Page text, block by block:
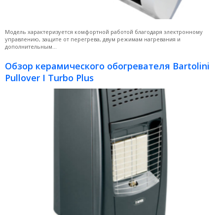
Модель характеризуется комфортной работой благодаря электронному
управлению, защите от перегрева, двум режимам нагревания и
дополнительным...
Обзор керамического обогревателя Bartolini
Pullover I Turbo Plus